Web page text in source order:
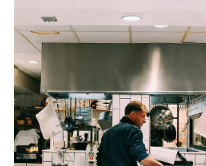
RESTAURANTE
DE
COMIDA
RÁPIDA
CON
ÉXITO